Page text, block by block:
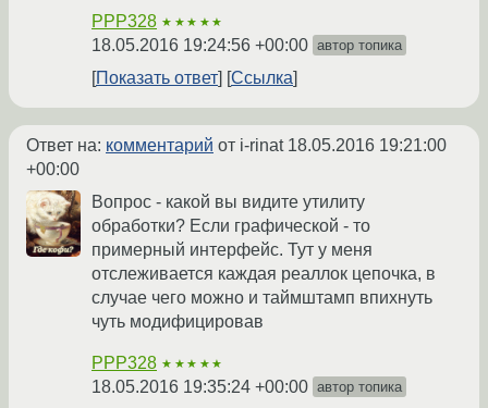
PPP328 ★★★★★
18.05.2016 19:24:56 +00:00 автор топика
Показать ответ Ссылка
Ответ на: комментарий от i-rinat 18.05.2016 19:21:00
+00:00
Вопрос - какой вы видите утилиту
обработки? Если графической - то
примерный интерфейс. Тут у меня
отслеживается каждая реаллок цепочка, в
случае чего можно и таймштамп впихнуть
чуть модифицировав
PPP328 ★★★★★
18.05.2016 19:35:24 +00:00 автор топика